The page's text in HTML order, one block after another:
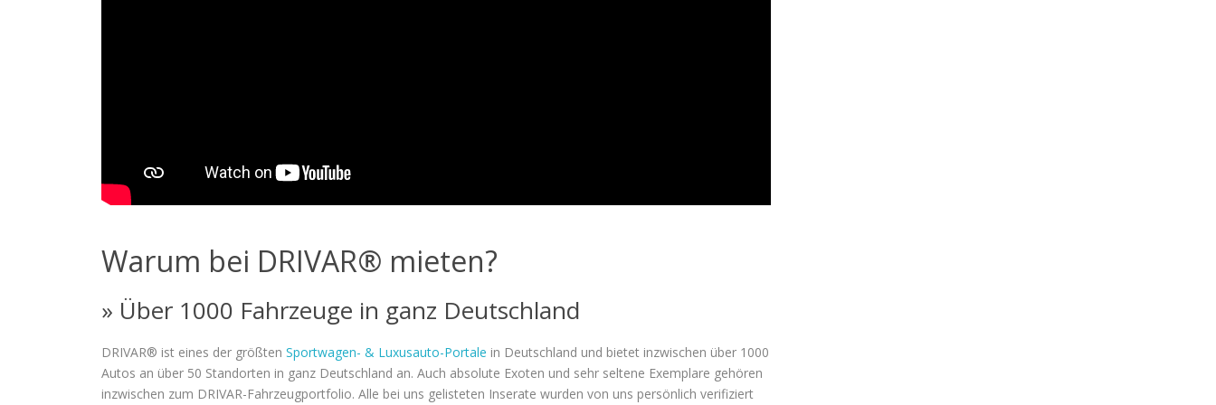
Warum bei DRIVAR® mieten?
» Über 1000 Fahrzeuge in ganz Deutschland
DRIVAR® ist eines der größten Sportwagen- & Luxusauto-Portale in Deutschland und bietet inzwischen über 1000
Autos an über 50 Standorten in ganz Deutschland an. Auch absolute Exoten und sehr seltene Exemplare gehören
inzwischen zum DRIVAR-Fahrzeugportfolio. Alle bei uns gelisteten Inserate wurden von uns persönlich verifiziert